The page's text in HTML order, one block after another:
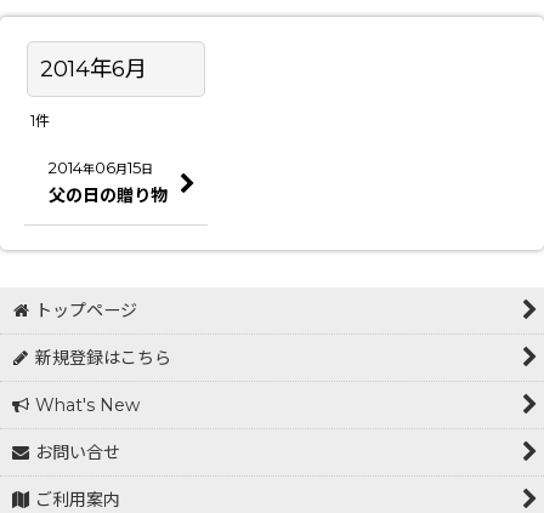
2014年6月
1件
2014年06月15日
父の日の贈り物
トップページ
新規登録はこちら
What's New
お問い合せ
ご利用案内